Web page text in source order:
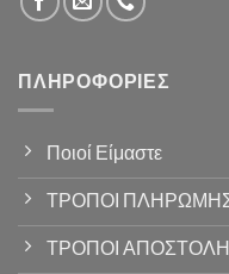
ΠΛΗΡΟΦΟΡΊΕΣ
Ποιοί Είμαστε
ΤΡΟΠΟΙ
ΤΡΟΠΟΙ